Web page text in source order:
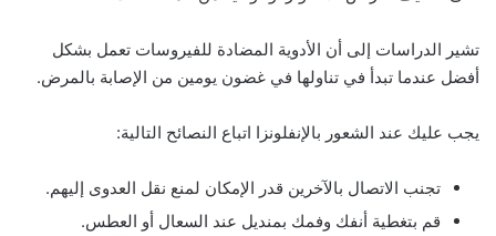
تشير الدراسات إلى أن الأدوية المضادة للفيروسات تعمل بشكل
أفضل عندما تبدأ في تناولها في غضون يومين من الإصابة بالمرض.
يجب عليك عند الشعور بالإنفلونزا اتباع النصائح التالية:
تجنب الاتصال بالآخرين قدر الإمكان لمنع نقل العدوى إليهم.
قم بتغطية أنفك وفمك بمنديل عند السعال أو العطس.